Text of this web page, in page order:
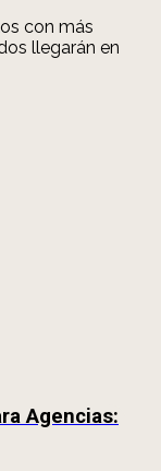
con más
llegarán en
Agencias: